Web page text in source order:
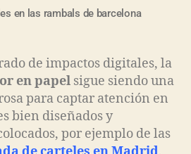
en las rambals de barcelona
de impactos digitales, la
en papel sigue siendo una
para captar atención en
bien diseñados y
por ejemplo de las